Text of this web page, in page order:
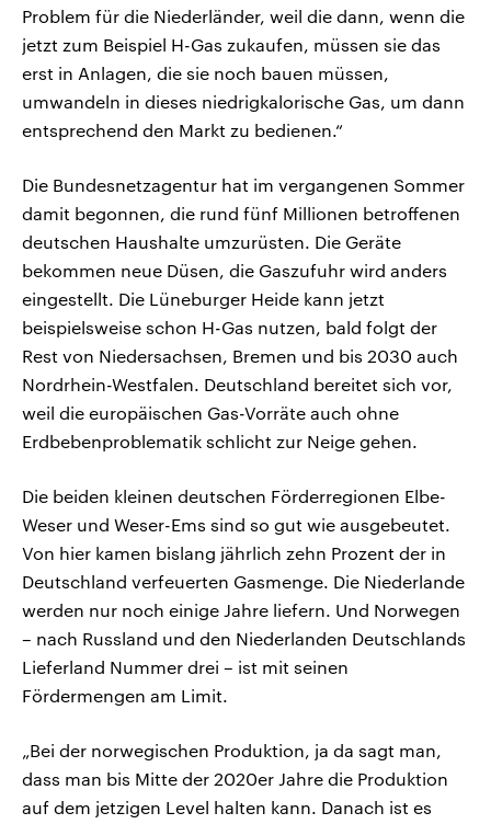
Problem für die Niederländer, weil die dann, wenn die
jetzt zum Beispiel H-Gas zukaufen, müssen sie das
erst in Anlagen, die sie noch bauen müssen,
umwandeln in dieses niedrigkalorische Gas, um dann
entsprechend den Markt zu bedienen.“
Die Bundesnetzagentur hat im vergangenen Sommer
damit begonnen, die rund fünf Millionen betroffenen
deutschen Haushalte umzurüsten. Die Geräte
bekommen neue Düsen, die Gaszufuhr wird anders
eingestellt. Die Lüneburger Heide kann jetzt
beispielsweise schon H-Gas nutzen, bald folgt der
Rest von Niedersachsen, Bremen und bis 2030 auch
Nordrhein-Westfalen. Deutschland bereitet sich vor,
weil die europäischen Gas-Vorräte auch ohne
Erdbebenproblematik schlicht zur Neige gehen.
Die beiden kleinen deutschen Förderregionen Elbe-
Weser und Weser-Ems sind so gut wie ausgebeutet.
Von hier kamen bislang jährlich zehn Prozent der in
Deutschland verfeuerten Gasmenge. Die Niederlande
werden nur noch einige Jahre liefern. Und Norwegen
– nach Russland und den Niederlanden Deutschlands
Lieferland Nummer drei – ist mit seinen
Fördermengen am Limit.
„Bei der norwegischen Produktion, ja da sagt man,
dass man bis Mitte der 2020er Jahre die Produktion
auf dem jetzigen Level halten kann. Danach ist es